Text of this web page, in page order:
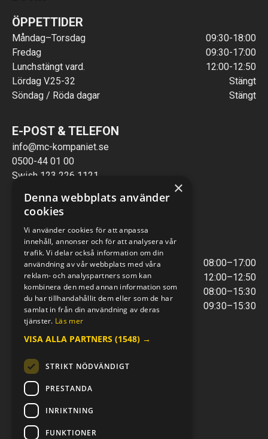
ÖPPETTIDER
Måndag–Torsdag
09:30-18:00
Fredag
09:30-17:00
Lunchstängt vard.
12:00-12:50
Lördag V.25-32
Stängt
Söndag / Röda dagar
Stängt
E-POST & TELEFON
info@mc-kompaniet.se
0500-44 01 00
Swish 123 226 1121
VERKSTAD
ÖPPETTIDER
Måndag - Torsdag
08:00–17:00
Lunchstängt
12:00–12:50
Fredagar
08:00–15:30
Telefontider
09:30–15:30
E-POST & TELEFON
verkstaden@mc-kompaniet.se
0500-44 01 00
Swish 123 226 1121
Kontantfri verksamhet
FÖLJ OSS
×
Denna webbplats använder
cookies
Vi använder cookies för att anpassa
innehåll, annonser och för att analysera vår
trafik. Vi delar också information om din
användning av vår webbplats med våra
reklam- och analyspartners som kan
kombinera den med annan information som
du har tillhandahållit dem eller som de har
samlat in från din användning av deras
tjänster. Läs mer
VISA ALLA PARTNERS (1548) →
STRIKT NÖDVÄNDIGT
PRESTANDA
INRIKTNING
FUNKTIONER